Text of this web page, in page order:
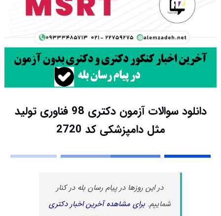
دانلود سوالات آزمون دکتری 98 فناوری تولید
مثل دامپزشکی کد 2720
در این روزها در پیام رسان بله در کنار
شماییم.برای مشاهده آخرین اخبار دکتری